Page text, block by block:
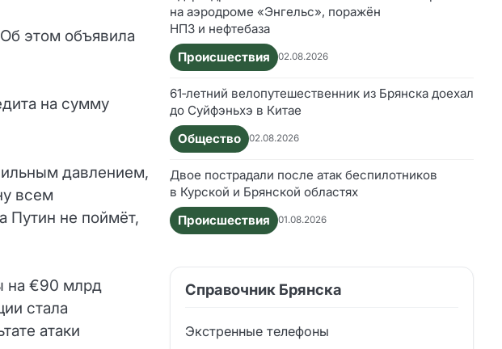
этом объявила
на сумму
давлением,
всем
Путин не поймёт,
на €90 млрд
стала
атаки
на аэродроме «Энгельс», поражён
НПЗ и нефтебаза
Происшествия
02.08.2026
61‑летний велопутешественник из Брянска доехал
до Суйфэньхэ в Китае
Общество
02.08.2026
Двое пострадали после атак беспилотников
в Курской и Брянской областях
Происшествия
01.08.2026
Справочник Брянска
Экстренные телефоны